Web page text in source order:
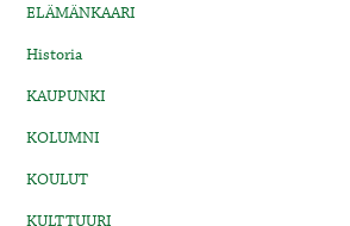
ELÄMÄNKAARI
Historia
KAUPUNKI
KOLUMNI
KOULUT
KULTTUURI